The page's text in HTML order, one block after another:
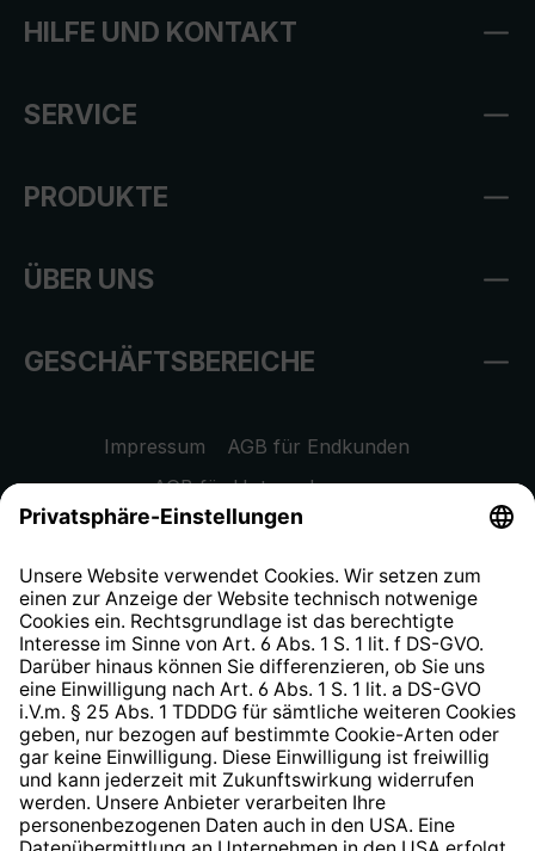
HILFE UND KONTAKT
SERVICE
PRODUKTE
ÜBER UNS
GESCHÄFTSBEREICHE
Impressum
AGB für Endkunden
AGB für Unternehmen
Datenschutzhinweis
Widerrufsrecht
Hinweisgeberschutzsystem
Barrierefreiheit